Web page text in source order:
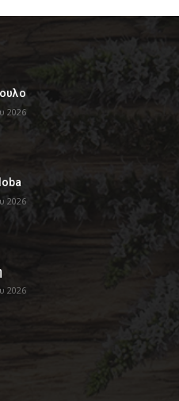
2026
2026
2026